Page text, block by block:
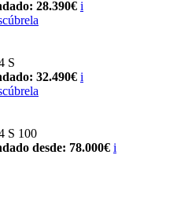
28.390€ i
S
32.490€ i
S 100
desde: 78.000€ i